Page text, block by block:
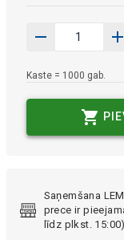
Kaste = 1000 gab.
Saņemšana
prece ir
līdz plkst. 15:00)